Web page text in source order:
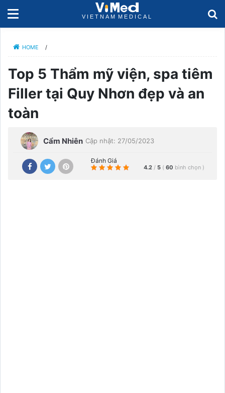
HOME /
Top 5 Thẩm mỹ viện, spa tiêm
Filler tại Quy Nhơn đẹp và an
toàn
Cẩm Nhiên Cập nhật: 27/05/2023
Đánh Giá
4.2 / 5 ( 60 bình chọn )